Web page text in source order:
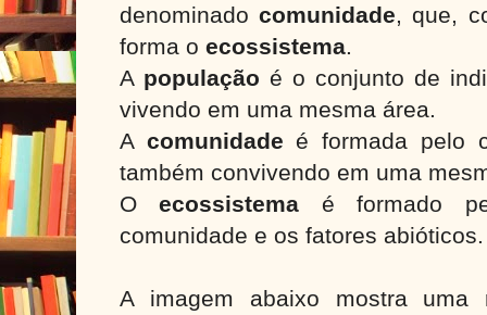
denominadocomunidade, que,
forma o ecossistema.
A população é o conjunto de
vivendo em uma mesma área.
A comunidade é formada pelo
também convivendo em uma
O ecossistema é formado
comunidade e os fatores abióticos.
A imagem abaixo mostra uma